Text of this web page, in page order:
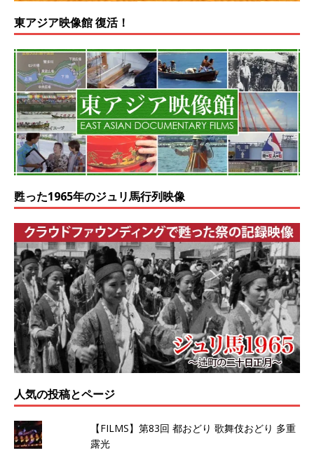
東アジア映像館 復活！
甦った1965年のジュリ馬行列映像
人気の投稿とページ
【FILMS】第83回 都おどり 歌舞伎おどり 多重
露光